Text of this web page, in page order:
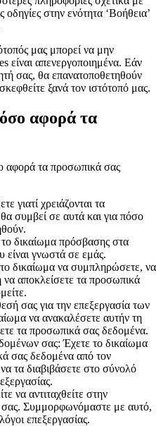
οδηγίες στην ενότητα ‘Βοήθεια’
μας μπορεί να μην
είναι απενεργοποιημένα. Εάν
σας, θα επανατοποθετηθούν
ξανά τον ιστότοπό μας.
αφορά τα
αφορά τα προσωπικά σας
γιατί χρειάζονται τα
συμβεί σε αυτά και για πόσο
δικαίωμα πρόσβασης στα
γνωστά σε εμάς.
δικαίωμα να συμπληρώσετε, να
αποκλείσετε τα προσωπικά
σας για την επεξεργασία των
να ανακαλέσετε αυτήν τη
τα προσωπικά σας δεδομένα.
σας: Έχετε το δικαίωμα
σας δεδομένα από τον
τα διαβιβάσετε στο σύνολό
να αντιταχθείτε στην
Συμμορφωνόμαστε με αυτό,
επεξεργασίας.